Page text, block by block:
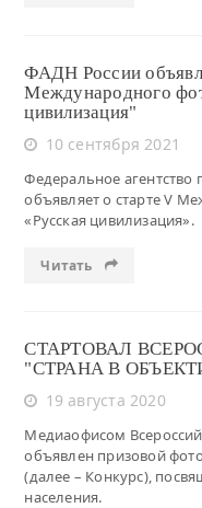
ФАДН России
Международного
цивилизация"
10 сентября 2021
Федеральное
объявляет о старте V
«Русская цивилизация».
Читать
СТАРТОВАЛ
"СТРАНА В
19 августа 2020
Медиаофисом
объявлен призовой
(далее – Конкурс),
населения.